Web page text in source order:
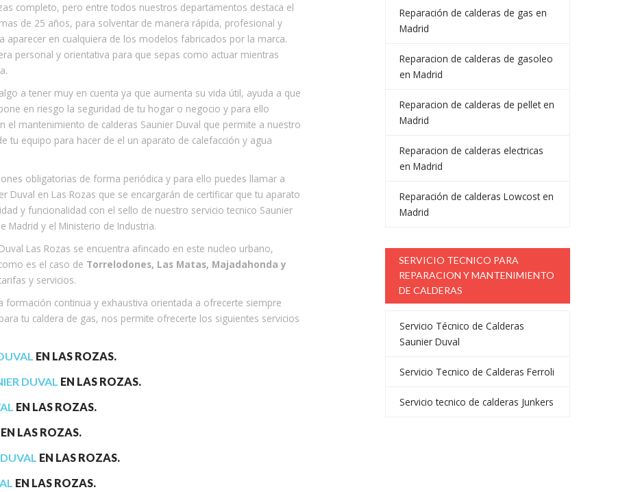
completo, pero entre todos nuestros departamentos destaca el
de 25 años, para solventar de manera rápida, profesional y
aparecer en cualquiera de los modelos fabricados por la marca.
personal y orientativa para que sepas como actuar mientras
a tener muy en cuenta ya que aumenta su vida útil, ayuda a que
en riesgo la seguridad de tu hogar o negocio y para ello
el mantenimiento de calderas Saunier Duval que permite a nuestro
tu equipo para hacer de el un aparato de calefacción y agua
obligatorias de forma periódica y para ello puedes llamar a
Duval en Las Rozas que se encargarán de certificar que tu aparato
y funcionalidad con el sello de nuestro servicio tecnico Saunier
Madrid y el Ministerio de Industria.
Las Rozas se encuentra afincado en este nucleo urbano,
es el caso de Torrelodones, Las Matas, Majadahonda y
y servicios.
formación continua y exhaustiva orientada a ofrecerte siempre
tu caldera de gas, nos permite ofrecerte los siguientes servicios
EN LAS ROZAS.
DUVAL EN LAS ROZAS.
EN LAS ROZAS.
EN LAS ROZAS.
EN LAS ROZAS.
EN LAS ROZAS.
Reparación de calderas de gas en
Madrid
Reparacion de calderas de gasoleo
en Madrid
Reparacion de calderas de pellet en
Madrid
Reparacion de calderas electricas
en Madrid
Reparación de calderas Lowcost en
Madrid
SERVICIO TECNICO PARA
REPARACION Y MANTENIMIENTO
DE CALDERAS
Servicio Técnico de Calderas
Saunier Duval
Servicio Tecnico de Calderas Ferroli
Servicio tecnico de calderas Junkers